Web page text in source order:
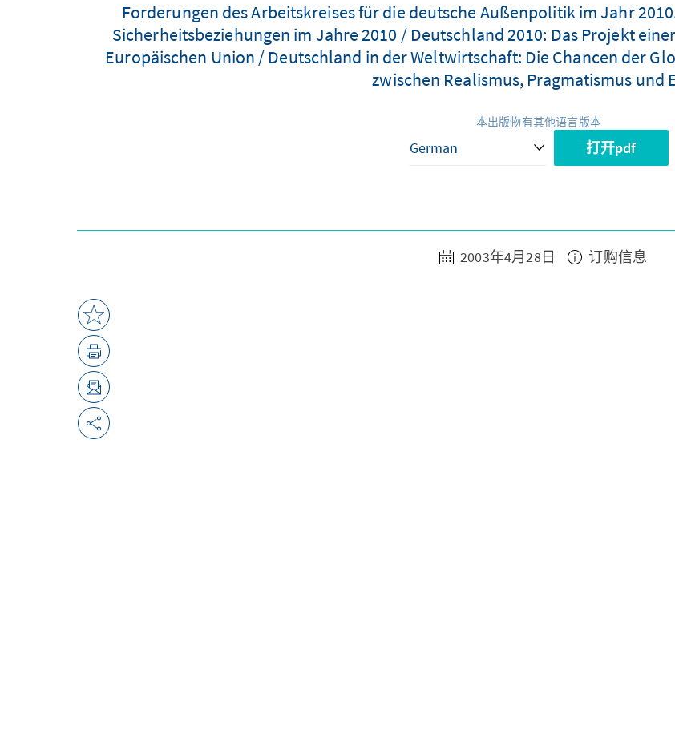
Forderungen des Arbeitskreises für die deutsche Außenpolitik im Jahr
Sicherheitsbeziehungen im Jahre 2010 / Deutschland 2010: Das Projekt
Europäischen Union / Deutschland in der Weltwirtschaft: Die Chancen der
zwischen Realismus, Pragmatismus und
本出版物有其他语言版本
打开pdf
2003年4月28日 订购信息